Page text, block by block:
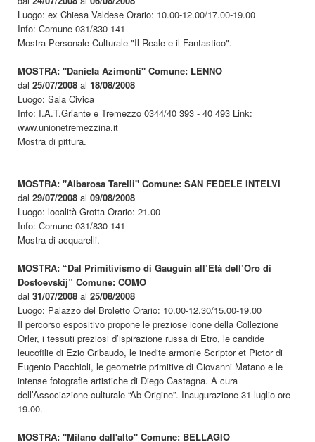
Luogo: ex Chiesa Valdese Orario: 10.00-12.00/17.00-19.00
Info: Comune 031/830 141
Mostra Personale Culturale "Il Reale e il Fantastico".
MOSTRA: "Daniela Azimonti" Comune: LENNO
dal 25/07/2008 al 18/08/2008
Luogo: Sala Civica
Info: I.A.T.Griante e Tremezzo 0344/40 393 - 40 493 Link:
www.unionetremezzina.it
Mostra di pittura.
MOSTRA: "Albarosa Tarelli" Comune: SAN FEDELE INTELVI
dal 29/07/2008 al 09/08/2008
Luogo: località Grotta Orario: 21.00
Info: Comune 031/830 141
Mostra di acquarelli.
MOSTRA: “Dal Primitivismo di Gauguin all’Età dell’Oro di
Dostoevskij” Comune: COMO
dal 31/07/2008 al 25/08/2008
Luogo: Palazzo del Broletto Orario: 10.00-12.30/15.00-19.00
Il percorso espositivo propone le preziose icone della Collezione
Orler, i tessuti preziosi d’ispirazione russa di Etro, le candide
leucofilie di Ezio Gribaudo, le inedite armonie Scriptor et Pictor di
Eugenio Pacchioli, le geometrie primitive di Giovanni Matano e le
intense fotografie artistiche di Diego Castagna. A cura
dell’Associazione culturale “Ab Origine”. Inaugurazione 31 luglio ore
19.00.
MOSTRA: "Milano dall'alto" Comune: BELLAGIO